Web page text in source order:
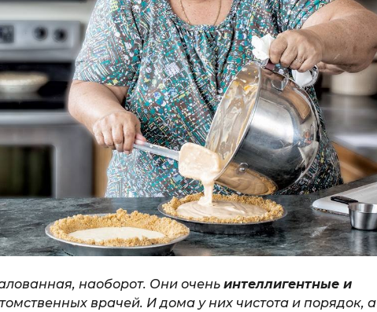
наоборот. Они очень интеллигентные и
врачей. И дома у них чистота и порядок, а